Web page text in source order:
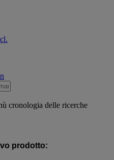
cronologia delle ricerche
prodotto: